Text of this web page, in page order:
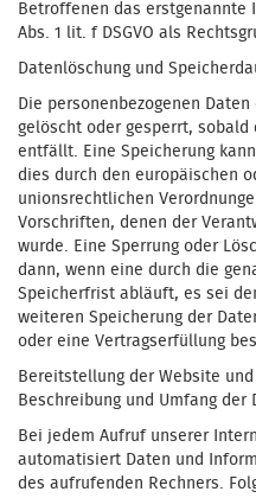
Betroffenen das erstgenannte
Abs. 1 lit. f DSGVO als
Datenlöschung und
Die personenbezogenen
gelöscht oder gesperrt, sobald
entfällt. Eine Speicherung
dies durch den europäischen
unionsrechtlichen
Vorschriften, denen der
wurde. Eine Sperrung oder
dann, wenn eine durch die
Speicherfrist abläuft, es sei
weiteren Speicherung der
oder eine Vertragserfüllung
Bereitstellung der Website
Beschreibung und Umfang der
Bei jedem Aufruf unserer
automatisiert Daten und
des aufrufenden Rechners.